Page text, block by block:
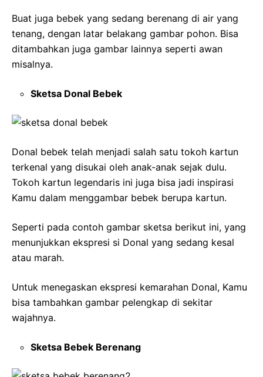
Buat juga bebek yang sedang berenang di air yang
tenang, dengan latar belakang gambar pohon. Bisa
ditambahkan juga gambar lainnya seperti awan
misalnya.
Sketsa Donal Bebek
Donal bebek telah menjadi salah satu tokoh kartun
terkenal yang disukai oleh anak-anak sejak dulu.
Tokoh kartun legendaris ini juga bisa jadi inspirasi
Kamu dalam menggambar bebek berupa kartun.
Seperti pada contoh gambar sketsa berikut ini, yang
menunjukkan ekspresi si Donal yang sedang kesal
atau marah.
Untuk menegaskan ekspresi kemarahan Donal, Kamu
bisa tambahkan gambar pelengkap di sekitar
wajahnya.
Sketsa Bebek Berenang